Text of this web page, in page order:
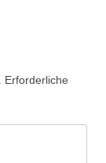
Erforderliche